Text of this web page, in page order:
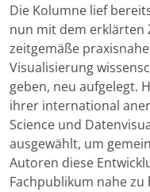
Die Kolumne lief
nun mit dem erklärten
zeitgemäße
Visualisierung
geben, neu aufgelegt.
ihrer international
Science und
ausgewählt, um
Autoren diese
Fachpublikum nahe zu